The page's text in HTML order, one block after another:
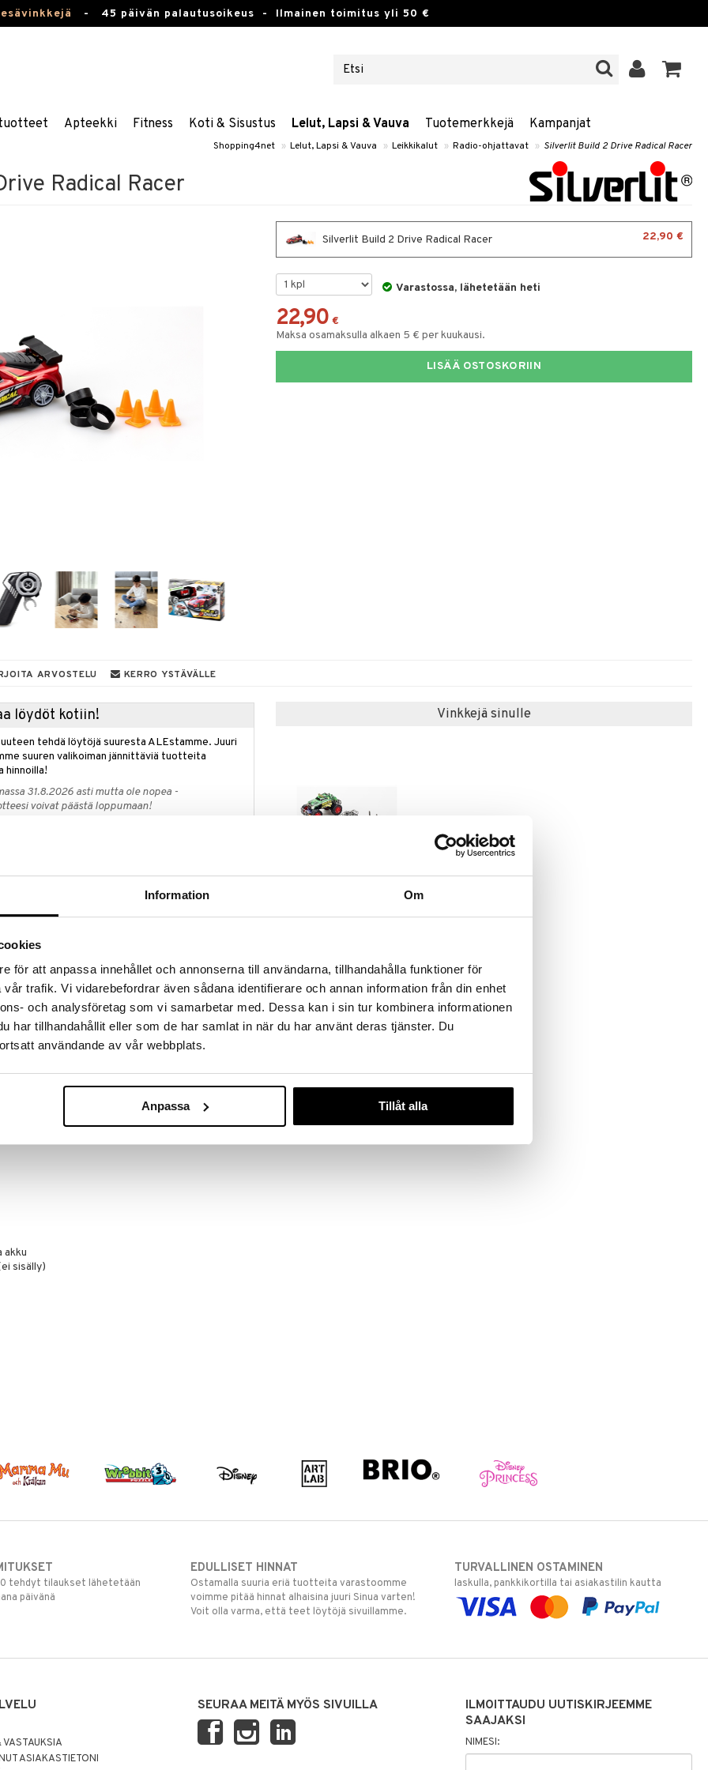
Information Om
för att anpassa innehållet och annonserna till användarna, tillhandahålla funktioner för
trafik. Vi vidarebefordrar även sådana identifierare och annan information från din enhet
och analysföretag som vi samarbetar med. Dessa kan i sin tur kombinera informationen
har tillhandahållit eller som de har samlat in när du har använt deras tjänster. Du
användande av vår webbplats.
Anpassa Tillåt alla
- 45 päivän palautusoikeus - Ilmainen toimitus yli 50 €
Apteekki Fitness Koti & Sisustus Lelut, Lapsi & Vauva Tuotemerkkejä Kampanjat
Shopping4net » Lelut, Lapsi & Vauva » Leikkikalut » Radio-ohjattavat » Silverlit Build 2 Drive Radical Racer
Radical Racer
Silverlit Build 2 Drive Radical Racer 22,90 €
Varastossa, lähetetään heti
22,90 €
Maksa osamaksulla alkaen 5 € per kuukausi.
LISÄÄ OSTOSKORIIN
ARVOSTELU KERRO YSTÄVÄLLE
löydöt kotiin!
tehdä löytöjä suuresta ALEstamme. Juuri
suuren valikoiman jännittäviä tuotteita
hinnoilla!
31.8.2026 asti mutta ole nopea -
voivat päästä loppumaan!
Exost BUILD TO DRIVE Radical Racer -
koostuu 20 eri osasta, jotka kootaan
aja niin, että pöly nousee, huippunopeudella 8
eri nopeustilalla nopeaan kiihdytykseen.
sisältää lisävarusteita: neljä drift-pyörää ja neljä
Auton ladattava akku on helppo ladata, ja kun
akku
sisälly)
Vinkkejä sinulle
SILVERLIT
tehdyt tilaukset lähetetään
päivänä
EDULLISET HINNAT
Ostamalla suuria eriä tuotteita varastoomme
voimme pitää hinnat alhaisina juuri Sinua varten!
Voit olla varma, että teet löytöjä sivuillamme.
TURVALLINEN OSTAMINEN
laskulla, pankkikortilla tai asiakastilin kautta
ASIAKASTIETONI
SEURAA MEITÄ MYÖS SIVUILLA
ILMOITTAUDU UUTISKIRJEEMME
SAAJAKSI
NIMESI: